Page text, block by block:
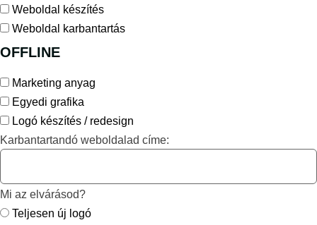
Weboldal készítés
Weboldal karbantartás
OFFLINE
Marketing anyag
Egyedi grafika
Logó készítés / redesign
Karbantartandó weboldalad címe:
Mi az elvárásod?
Teljesen új logó